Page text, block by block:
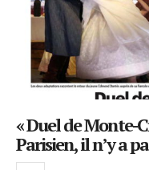
« Duel de Monte-
Parisien, il n’y a